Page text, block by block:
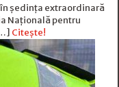
ședința extraordinară
Națională pentru
Citește!